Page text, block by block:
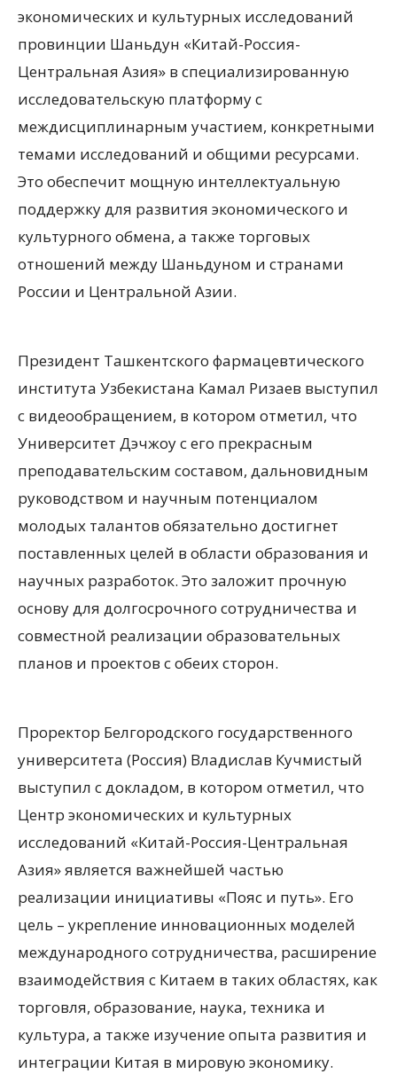
экономических и культурных исследований
провинции Шаньдун «Китай-Россия-
Центральная Азия» в специализированную
исследовательскую платформу с
междисциплинарным участием, конкретными
темами исследований и общими ресурсами.
Это обеспечит мощную интеллектуальную
поддержку для развития экономического и
культурного обмена, а также торговых
отношений между Шаньдуном и странами
России и Центральной Азии.
Президент Ташкентского фармацевтического
института Узбекистана Камал Ризаев выступил
с видеообращением, в котором отметил, что
Университет Дэчжоу с его прекрасным
преподавательским составом, дальновидным
руководством и научным потенциалом
молодых талантов обязательно достигнет
поставленных целей в области образования и
научных разработок. Это заложит прочную
основу для долгосрочного сотрудничества и
совместной реализации образовательных
планов и проектов с обеих сторон.
Проректор Белгородского государственного
университета (Россия) Владислав Кучмистый
выступил с докладом, в котором отметил, что
Центр экономических и культурных
исследований «Китай-Россия-Центральная
Азия» является важнейшей частью
реализации инициативы «Пояс и путь». Его
цель – укрепление инновационных моделей
международного сотрудничества, расширение
взаимодействия с Китаем в таких областях, как
торговля, образование, наука, техника и
культура, а также изучение опыта развития и
интеграции Китая в мировую экономику.